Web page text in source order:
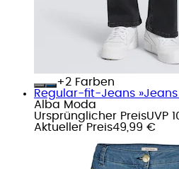
+
Farben
Regular-fit-Jeans
Alba Moda
Ursprünglicher PreisUVP
Aktueller Preis49,99 €